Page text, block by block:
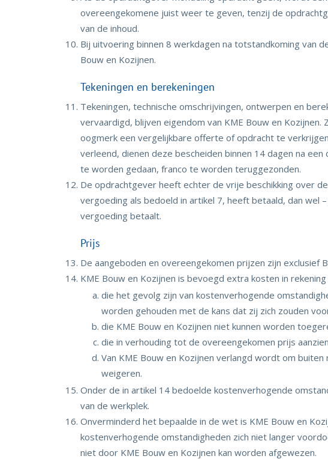
overeengekomene juist weer te geven, tenzij de
van de inhoud.
Bij uitvoering binnen 8 werkdagen na totstandkoming van
Bouw en Kozijnen.
Tekeningen en berekeningen
Tekeningen, technische omschrijvingen, ontwerpen en
vervaardigd, blijven eigendom van KME Bouw en
oogmerk een vergelijkbare offerte of opdracht te
verleend, dienen deze bescheiden binnen 14 dagen na
te worden gedaan, franco te worden teruggezonden.
De opdrachtgever heeft echter de vrije beschikking over
vergoeding als bedoeld in artikel 7, heeft betaald, dan wel
vergoeding betaalt.
Prijs
De aangeboden en overeengekomen prijzen zijn
KME Bouw en Kozijnen is bevoegd extra kosten in
die het gevolg zijn van kostenverhogende
worden gehouden met de kans dat zij zich zouden
die KME Bouw en Kozijnen niet kunnen worden
die in verhouding tot de overeengekomen prijs
Van KME Bouw en Kozijnen verlangd wordt om
weigeren.
Onder de in artikel 14 bedoelde kostenverhogende
van de werkplek.
Onverminderd het bepaalde in de wet is KME Bouw en
kostenverhogende omstandigheden zich niet langer
niet door KME Bouw en Kozijnen kan worden afgewezen.